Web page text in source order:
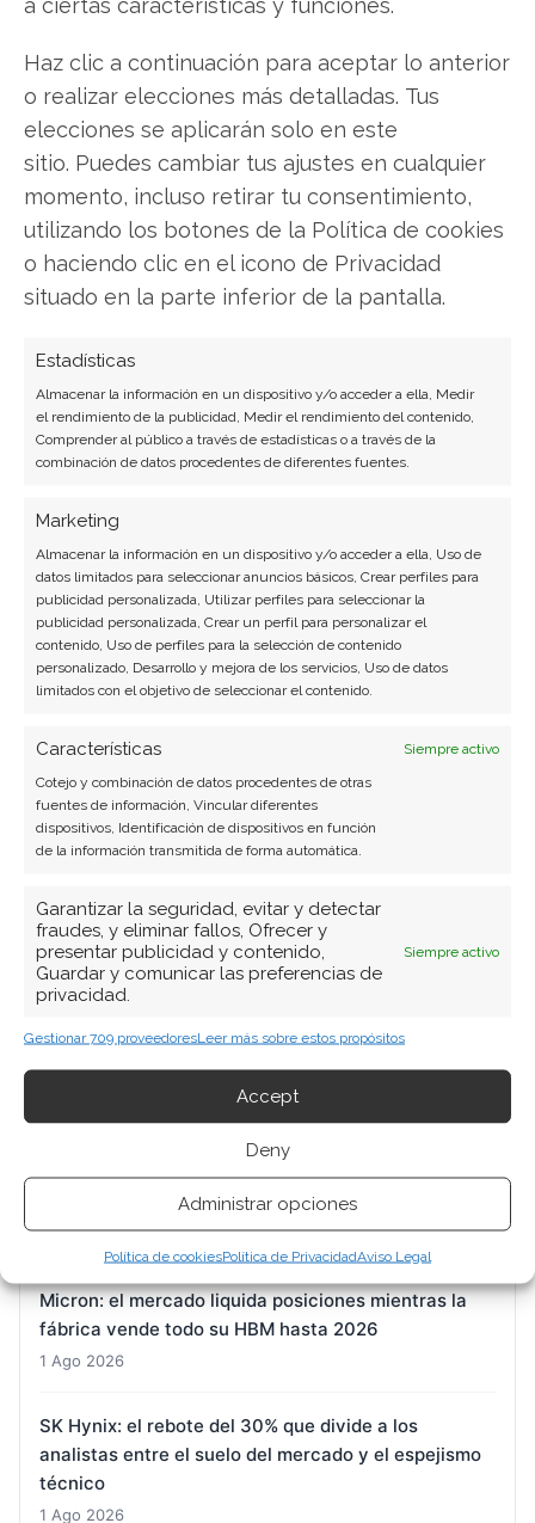
Haz clic a continuación para aceptar lo anterior
o realizar elecciones más detalladas. Tus
elecciones se aplicarán solo en este
sitio. Puedes cambiar tus ajustes en cualquier
momento, incluso retirar tu consentimiento,
utilizando los botones de la Política de cookies
o haciendo clic en el icono de Privacidad
situado en la parte inferior de la pantalla.
Estadísticas
Almacenar la información en un dispositivo y/o acceder a ella, Medir
el rendimiento de la publicidad, Medir el rendimiento del contenido,
Comprender al público a través de estadísticas o a través de la
combinación de datos procedentes de diferentes fuentes.
Marketing
Almacenar la información en un dispositivo y/o acceder a ella, Uso de
datos limitados para seleccionar anuncios básicos, Crear perfiles para
publicidad personalizada, Utilizar perfiles para seleccionar la
publicidad personalizada, Crear un perfil para personalizar el
contenido, Uso de perfiles para la selección de contenido
personalizado, Desarrollo y mejora de los servicios, Uso de datos
limitados con el objetivo de seleccionar el contenido.
Características
Siempre activo
Cotejo y combinación de datos procedentes de otras
fuentes de información, Vincular diferentes
dispositivos, Identificación de dispositivos en función
de la información transmitida de forma automática.
Garantizar la seguridad, evitar y detectar
fraudes, y eliminar fallos, Ofrecer y
presentar publicidad y contenido,
Guardar y comunicar las preferencias de
privacidad.
Siempre activo
Gestionar 709 proveedoresLeer más sobre estos propósitos
Accept
Deny
Administrar opciones
Política de cookiesPolítica de PrivacidadAviso Legal
Copiar enlace
SOBRE EL AUTOR
Miguel Ángel Torres Díaz
Periodista de tecnología especializado en
consumo digital. Más de 10 años cubriendo la
industria tecnológica española.
Ver todos los artículos →
BUSCAR
ARTÍCULOS RECIENTES
la Fed agita los cimientos y la nube tecnológica
sostiene el índice
Nvidia: el rebote que reconcilia dos narrativas
2 Ago 2026
Micron: el mercado liquida posiciones mientras la
fábrica vende todo su HBM hasta 2026
1 Ago 2026
SK Hynix: el rebote del 30% que divide a los
analistas entre el suelo del mercado y el espejismo
técnico
1 Ago 2026